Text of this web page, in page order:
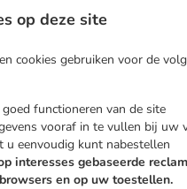
op deze site
cookies gebruiken voor de
functioneren van de site
vooraf in te vullen bij uw
u eenvoudig kunt nabestellen
interesses gebaseerde
en op uw toestellen.